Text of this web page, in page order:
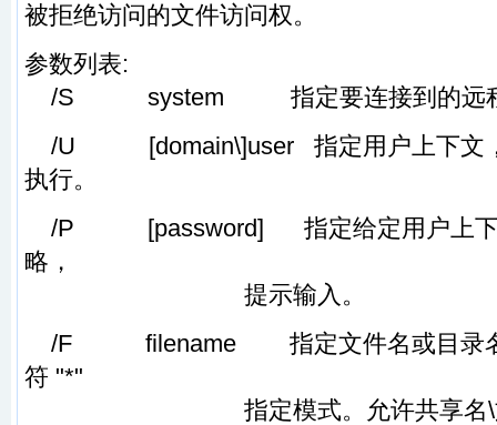
被拒绝访问的文件访问权。
参数列表:
/S system 指定要连接到的远程
/U [domain\]user 指定用户上下文，
执行。
/P [password] 指定给定用户上下
略，
提示输入。
/F filename 指定文件名或目录名
符 "*"
指定模式。允许共享名\文